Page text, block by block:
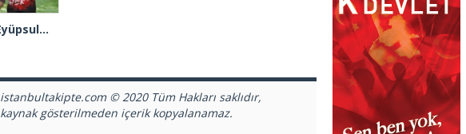
Başkan Köken, Eyüpsultan’ın altın kızı Tuğçe Özkan’ı tebrik etti
istanbultakipte.com © 2020 Tüm Hakları saklıdır,
kaynak gösterilmeden içerik kopyalanamaz.